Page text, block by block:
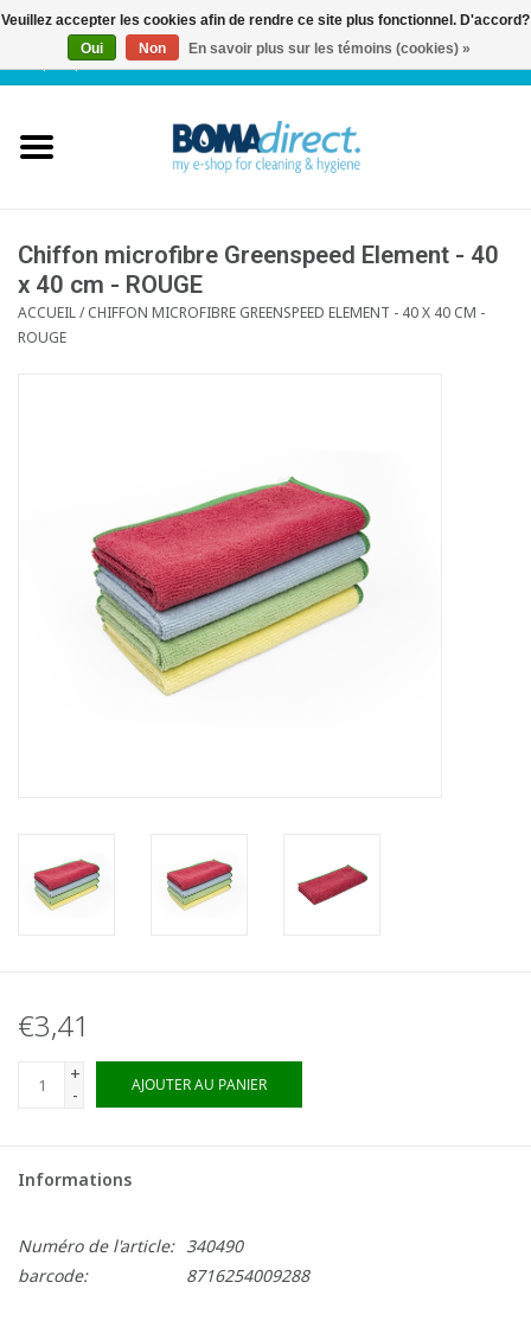
FR| 0 Articles
Service client
Blog
Chiffon microfibre Greenspeed Element - 40
x 40 cm - ROUGE
ACCUEIL/CHIFFON MICROFIBRE GREENSPEED ELEMENT - 40 X 40 CM -
ROUGE
€3,41
+
-
AJOUTER AU PANIER
Informations
Numéro de l'article: 340490
barcode:
8716254009288
Veuillez accepter les cookies afin de rendre ce site plus fonctionnel. D'accord?
Oui
Non En savoir plus sur les témoins (cookies) »